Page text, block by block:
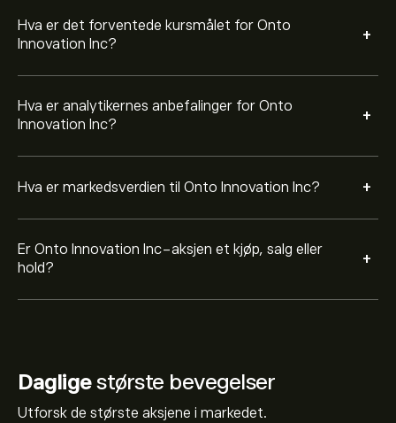
Hva er det forventede kursmålet for Onto
Innovation Inc?
+
Hva er analytikernes anbefalinger for Onto
Innovation Inc?
+
Hva er markedsverdien til Onto Innovation Inc? +
Er Onto Innovation Inc-aksjen et kjøp, salg eller
hold?
+
Dagligestørste bevegelser
Utforsk de største aksjene i markedet.